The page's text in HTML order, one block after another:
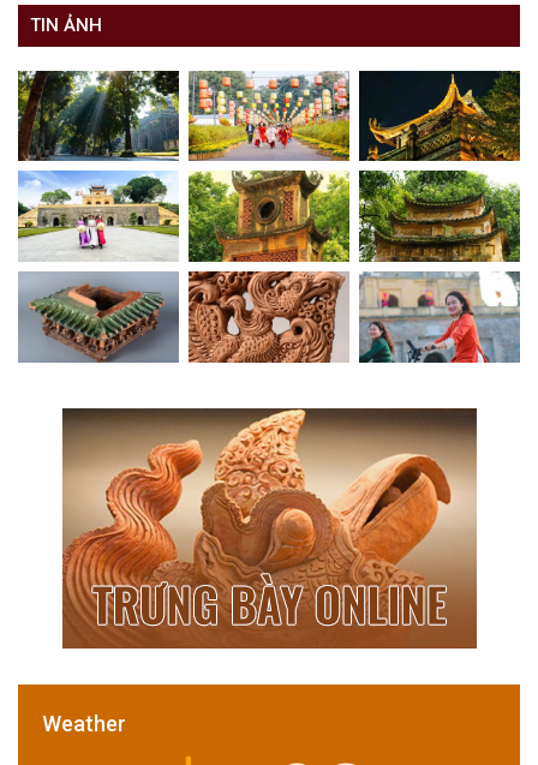
TIN ẢNH
Weather